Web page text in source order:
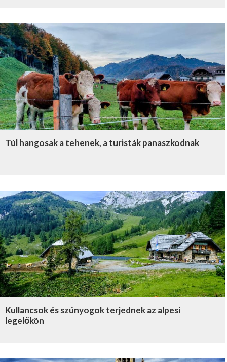
Túl hangosak a tehenek, a turisták panaszkodnak
Kullancsok és szúnyogok terjednek az alpesi
legelőkön